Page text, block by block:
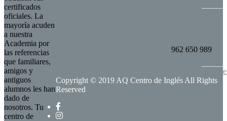
certificados
oficiales. La
mayoría acuden
a nuestra
Academia por
las referencias
que familiares,
amigos y
antiguos
alumnos les han
dado de
nosotros. Tu
centro de
962 650 989
Copyright © 2019 AQ Centro de Inglés All Rights
Reserved